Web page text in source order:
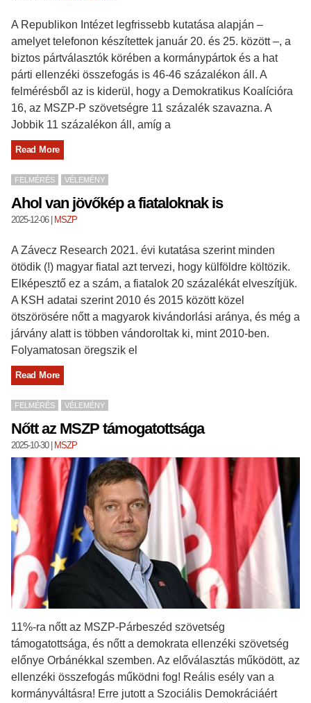
A Republikon Intézet legfrissebb kutatása alapján –
amelyet telefonon készítettek január 20. és 25. között –, a
biztos pártválasztók körében a kormánypártok és a hat
párti ellenzéki összefogás is 46-46 százalékon áll. A
felmérésből az is kiderül, hogy a Demokratikus Koalícióra
16, az MSZP-P szövetségre 11 százalék szavazna. A
Jobbik 11 százalékon áll, amíg a
Read More
FELMÉRÉS VÉLEMÉNY
Ahol van jövőkép a fiataloknak is
2025-12-06| MSZP
A Závecz Research 2021. évi kutatása szerint minden
ötödik (!) magyar fiatal azt tervezi, hogy külföldre költözik.
Elképesztő ez a szám, a fiatalok 20 százalékát elveszítjük.
A KSH adatai szerint 2010 és 2015 között közel
ötszörösére nőtt a magyarok kivándorlási aránya, és még a
járvány alatt is többen vándoroltak ki, mint 2010-ben.
Folyamatosan öregszik el
Read More
FELMÉRÉS VÉLEMÉNY
Nőtt az MSZP támogatottsága
2025-10-30| MSZP
11%-ra nőtt az MSZP-Párbeszéd szövetség
támogatottsága, és nőtt a demokrata ellenzéki szövetség
előnye Orbánékkal szemben. Az előválasztás működött, az
ellenzéki összefogás működni fog! Reális esély van a
kormányváltásra! Erre jutott a Szociális Demokráciáért